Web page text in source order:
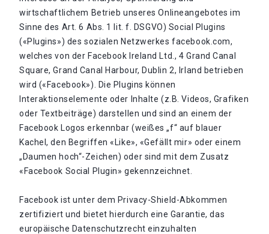
wirtschaftlichem Betrieb unseres Onlineangebotes im
Sinne des Art. 6 Abs. 1 lit. f. DSGVO) Social Plugins
(«Plugins») des sozialen Netzwerkes facebook.com,
welches von der Facebook Ireland Ltd., 4 Grand Canal
Square, Grand Canal Harbour, Dublin 2, Irland betrieben
wird («Facebook»). Die Plugins können
Interaktionselemente oder Inhalte (z.B. Videos, Grafiken
oder Textbeiträge) darstellen und sind an einem der
Facebook Logos erkennbar (weißes „f“ auf blauer
Kachel, den Begriffen «Like», «Gefällt mir» oder einem
„Daumen hoch“-Zeichen) oder sind mit dem Zusatz
«Facebook Social Plugin» gekennzeichnet.
Facebook ist unter dem Privacy-Shield-Abkommen
zertifiziert und bietet hierdurch eine Garantie, das
europäische Datenschutzrecht einzuhalten